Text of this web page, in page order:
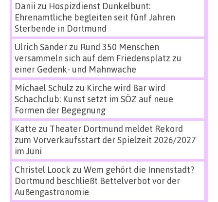
Danii zu Hospizdienst Dunkelbunt:
Ehrenamtliche begleiten seit fünf Jahren
Sterbende in Dortmund
Ulrich Sanderzu Rund 350 Menschen
versammeln sich auf dem Friedensplatz zu
einer Gedenk- und Mahnwache
Michael Schulz zu Kirche wird Bar wird
Schachclub: Kunst setzt im SÖZ auf neue
Formen der Begegnung
Katte zu Theater Dortmund meldet Rekord
zum Vorverkaufsstart der Spielzeit 2026/2027
im Juni
Christel Loock zu Wem gehört die Innenstadt?
Dortmund beschließt Bettelverbot vor der
Außengastronomie